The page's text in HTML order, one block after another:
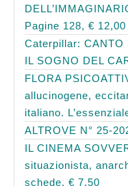
Pagine 128, € 12,00
Caterpillar: CANTO
IL SOGNO DEL
FLORA
allucinogene,
italiano.
ALTROVE N° 25-
IL CINEMA
situazionista,
schede. € 7,50